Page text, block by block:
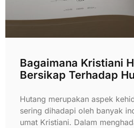
Bagaimana Kristiani
Bersikap Terhadap
Hutang merupakan aspek
sering dihadapi oleh banyak
umat Kristiani. Dalam